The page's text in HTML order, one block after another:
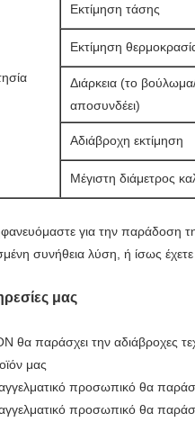
Εκτίμηση τάσης
Εκτίμηση
Διάρκεια (το
αποσυνδέει)
Αδιάβροχη εκτίμηση
Μέγιστη διάμετρος
για την παράδοση
συνήθεια λύση, ή ίσως
μας
θα παράσχει την αδιάβροχες
μας
προσωπικό θα
προσωπικό θα